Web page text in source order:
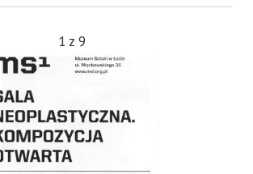
1 z 9